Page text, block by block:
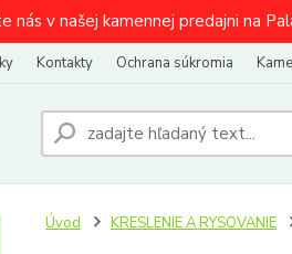
nás v našej kamennej predajni na
Kontakty Ochrana súkromia
Úvod KRESLENIE A RYSOVANIE